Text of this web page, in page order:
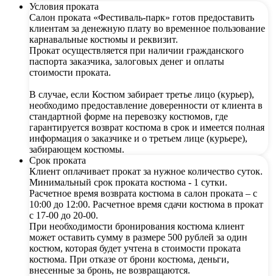
Условия проката
Салон проката «Фестиваль-парк» готов предоставить
клиентам за денежную плату во временное пользование
карнавальные костюмы и реквизит.
Прокат осуществляется при наличии гражданского
паспорта заказчика, залоговых денег и оплаты
стоимости проката.
В случае, если Костюм забирает третье лицо (курьер),
необходимо предоставление доверенности от клиента в
стандартной форме на перевозку костюмов, где
гарантируется возврат костюма в срок и имеется полная
информация о заказчике и о третьем лице (курьере),
забирающем костюмы.
Срок проката
Клиент оплачивает прокат за нужное количество суток.
Минимальный срок проката костюма - 1 сутки.
Расчетное время возврата костюма в салон проката – с
10:00 до 12:00. Расчетное время сдачи костюма в прокат
с 17-00 до 20-00.
При необходимости бронирования костюма клиент
может оставить сумму в размере 500 рублей за один
костюм, которая будет учтена в стоимости проката
костюма. При отказе от брони костюма, деньги,
внесенные за бронь, не возвращаются.